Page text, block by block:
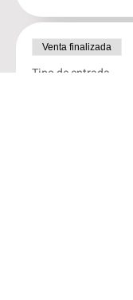
Venta finalizada
Tipo de entrada